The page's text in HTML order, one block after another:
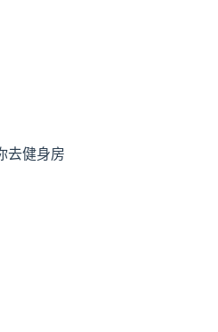
去健身房